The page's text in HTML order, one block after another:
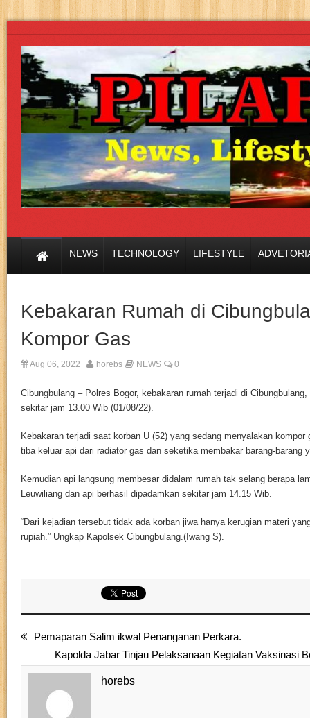
NEWS TECHNOLOGY LIFESTYLE
Kebakaran Rumah di
Kompor Gas
Aug 06, 2022 horebs NEWS 0
Cibungbulang – Polres Bogor, kebakaran rumah terjadi di
sekitar jam 13.00 Wib (01/08/22).
Kebakaran terjadi saat korban U (52) yang sedang menyalakan
tiba keluar api dari radiator gas dan seketika membakar barang-barang
Kemudian api langsung membesar didalam rumah tak selang berapa
Leuwiliang dan api berhasil dipadamkan sekitar jam 14.15 Wib.
“Dari kejadian tersebut tidak ada korban jiwa hanya kerugian materi
rupiah.” Ungkap Kapolsek Cibungbulang.(Iwang S).
Pemaparan Salim ikwal Penanganan Perkara.
Kapolda Jabar Tinjau Pelaksanaan Kegiatan Vaksinasi
horebs